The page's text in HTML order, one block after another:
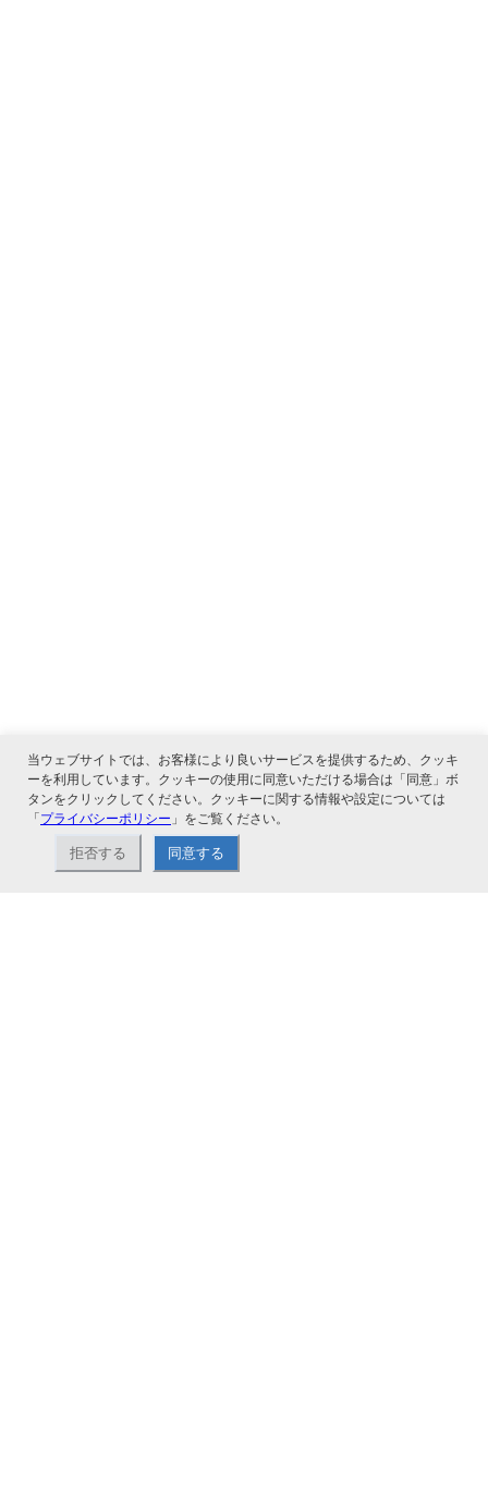
関連サービス
当ウェブサイトでは、お客様により良いサービスを提供するため、クッキ
ーを利用しています。クッキーの使用に同意いただける場合は「同意」ボ
タンをクリックしてください。クッキーに関する情報や設定については
「プライバシーポリシー 」をご覧ください。
拒否する 同意する